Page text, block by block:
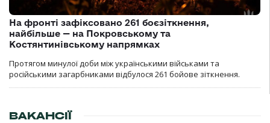
На фронті зафіксовано 261 боєзіткнення,
найбільше — на Покровському та
Костянтинівському напрямках
Протягом минулої доби між українськими військами та
російськими загарбниками відбулося 261 бойове зіткнення.
ВАКАНСІЇ